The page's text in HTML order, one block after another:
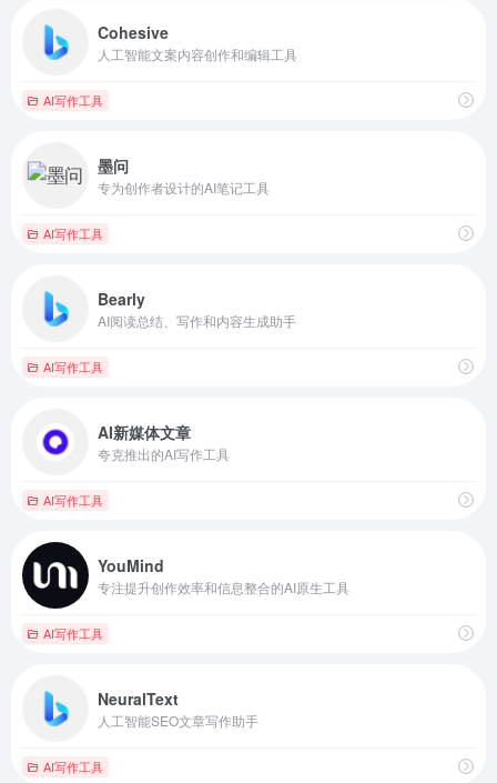
Cohesive
人工智能文案内容创作和编辑工具
AI写作工具
墨问
专为创作者设计的AI笔记工具
AI写作工具
Bearly
AI阅读总结、写作和内容生成助手
AI写作工具
AI新媒体文章
夸克推出的AI写作工具
AI写作工具
YouMind
专注提升创作效率和信息整合的AI原生工具
AI写作工具
NeuralText
人工智能SEO文章写作助手
AI写作工具